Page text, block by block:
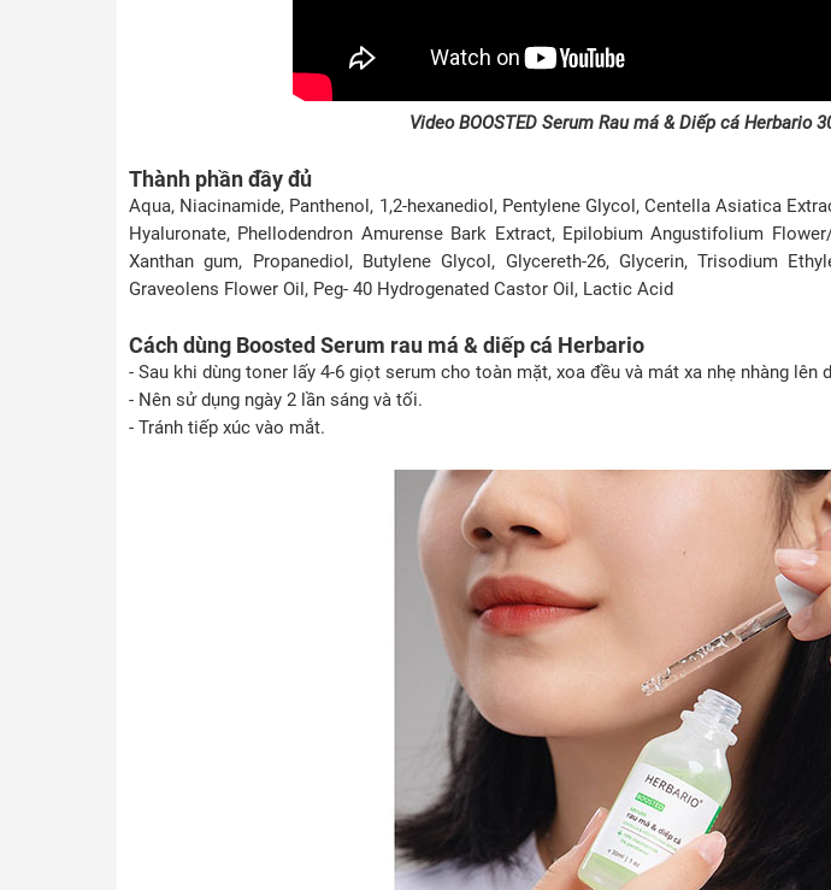
Video BOOSTED Serum Rau má & Diếp cá Herbario
Thành phần đầy đủ
Aqua, Niacinamide, Panthenol, 1,2-hexanediol, Pentylene Glycol, Centella Asiatica
Hyaluronate, Phellodendron Amurense Bark Extract, Epilobium Angustifolium
Xanthan gum, Propanediol, Butylene Glycol, Glycereth-26, Glycerin, Trisodium
Graveolens Flower Oil, Peg- 40 Hydrogenated Castor Oil, Lactic Acid
Cách dùng Boosted Serum rau má & diếp cá Herbario
- Sau khi dùng toner lấy 4-6 giọt serum cho toàn mặt, xoa đều và mát xa nhẹ nhàng lên
- Nên sử dụng ngày 2 lần sáng và tối.
- Tránh tiếp xúc vào mắt.